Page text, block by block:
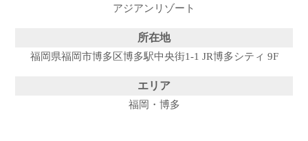
アジアンリゾート
所在地
福岡県福岡市博多区博多駅中央街1-1 JR博多シティ 9F
エリア
福岡・博多